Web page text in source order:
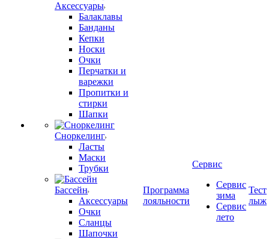
Аксессуары
Балаклавы
Банданы
Кепки
Носки
Очки
Перчатки и
варежки
Пропитки и
стирки
Шапки
Сноркелинг
Ласты
Маски
Трубки
Бассейн
Аксессуары
Очки
Сланцы
Шапочки
Программа
лояльности
Сервис
Сервис
зима
Сервис
лето
Тест
лыж